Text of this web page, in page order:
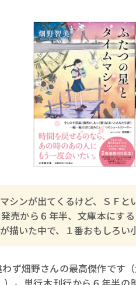
マシンが出てくるけど、ＳＦ
発売から６年半、文庫本にす
描いた中で、１番おもしろ
ず畑野さんの最高傑作です